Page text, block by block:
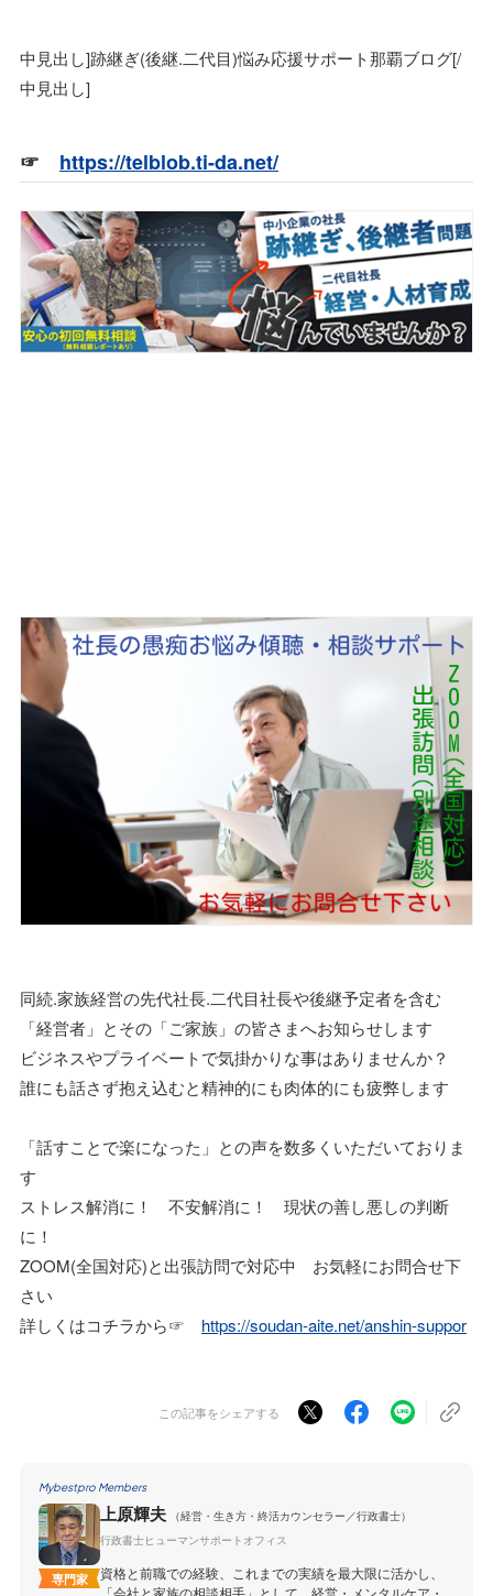
中見出し]跡継ぎ(後継.二代目)悩み応援サポート那覇ブログ[/
中見出し]
☞ https://telblob.ti-da.net/
同続.家族経営の先代社長.二代目社長や後継予定者を含む
「経営者」とその「ご家族」の皆さまへお知らせします
ビジネスやプライベートで気掛かりな事はありませんか？
誰にも話さず抱え込むと精神的にも肉体的にも疲弊します
「話すことで楽になった」との声を数多くいただいておりま
す
ストレス解消に！ 不安解消に！ 現状の善し悪しの判断
に！
ZOOM(全国対応)と出張訪問で対応中 お気軽にお問合せ下
さい
詳しくはコチラから☞ https://soudan-aite.net/anshin-suppor
この記事をシェアする
Mybestpro Members
専門家
上原輝夫
（経営・生き方・終活カウンセラー／行政書士）
行政書士ヒューマンサポートオフィス
資格と前職での経験、これまでの実績を最大限に活かし、
「会社と家族の相談相手」として、経営・メンタルケア・